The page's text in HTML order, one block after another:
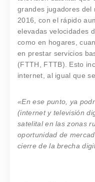
grandes jugadores del
2016, con el rápido
elevadas velocidades
como en hogares,
en prestar servicios
(FTTH, FTTB). Esto
internet, al igual que
«En ese punto, ya
(internet y televisión
satelital en las zonas
oportunidad de
cierre de la brecha